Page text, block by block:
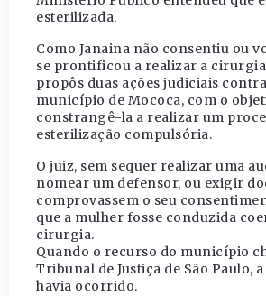
esterilizada.
Como Janaina não consentiu ou
se prontificou a realizar a
propôs duas ações judiciais
município de Mococa, com o
constrangê-la a realizar um
esterilização compulsória.
O juiz, sem sequer realizar uma
nomear um defensor, ou exigir
comprovassem o seu
que a mulher fosse conduzida
cirurgia.
Quando o recurso do município
Tribunal de Justiça de São Paulo,
havia ocorrido.